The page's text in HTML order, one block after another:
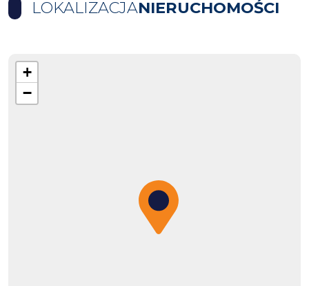
LOKALIZACJANIERUCHOMOŚCI
+
−